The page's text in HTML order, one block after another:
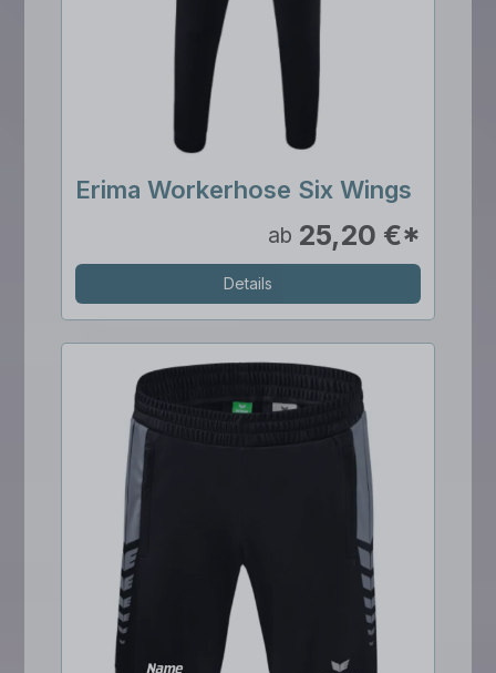
Erima Workerhose Six Wings
ab 25,20 €*
Details